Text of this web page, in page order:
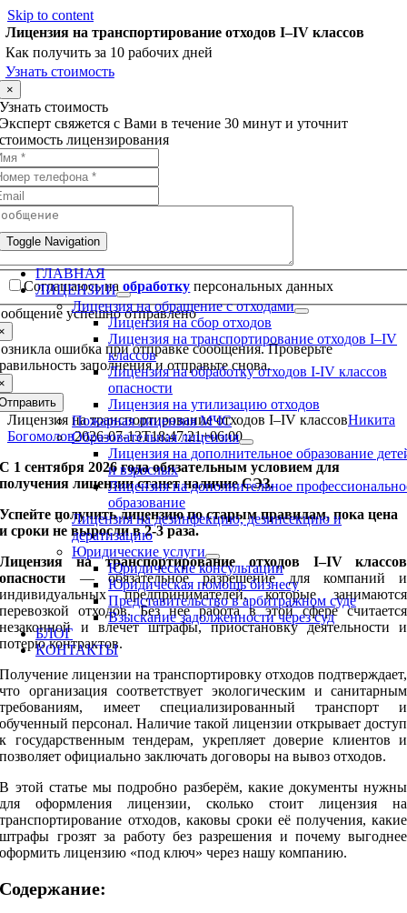
Skip to content
Toggle Navigation
ГЛАВНАЯ
ЛИЦЕНЗИИ
Лицензия на обращение с отходами
Лицензия на сбор отходов
Лицензия на транспортирование отходов I–IV
классов
Лицензия на обработку отходов I-IV классов
опасности
Лицензия на утилизацию отходов
Пожарная лицензия МЧС
Образовательная лицензия
Лицензия на дополнительное образование
и взрослых
Лицензия на дополнительное
образование
Лицензия на дезинфекцию, дезинсекцию и
дератизацию
Юридические услуги
Юридические консультации
Юридическая помощь бизнесу
Представительство в арбитражном суде
Взыскание задолженности через суд
БЛОГ
КОНТАКТЫ
Лицензия на транспортирование отходов I–IV классов
Как получить за 10 рабочих дней
Узнать стоимость
×
Узнать стоимость
Эксперт свяжется с Вами в течение 30 минут и уточнит
стоимость лицензирования
Соглашаюсь наобработку персональных данных
успешно отправлено
ошибка при отправке сообщения. Проверьте
заполнения и отправьте снова.
Лицензия на транспортирование отходов I–IV классовНикита
Богомолов2026-07-13T18:47:21+06:00
С 1 сентября 2026 года обязательным условием для
получения лицензии станет наличие СЭЗ.
Успейте получить лицензию по старым правилам, пока цена
и сроки не выросли в 2-3 раза.
Лицензия на транспортирование отходов I–IV классов
опасности — обязательное разрешение для компаний и
индивидуальных предпринимателей, которые занимаются
перевозкой отходов. Без нее работа в этой сфере считается
незаконной и влечет штрафы, приостановку деятельности и
потерю контрактов.
Получение лицензии на транспортировку отходов подтверждает,
что организация соответствует экологическим и санитарным
требованиям, имеет специализированный транспорт и
обученный персонал. Наличие такой лицензии открывает доступ
к государственным тендерам, укрепляет доверие клиентов и
позволяет официально заключать договоры на вывоз отходов.
В этой статье мы подробно разберём, какие документы нужны
для оформления лицензии, сколько стоит лицензия на
транспортирование отходов, каковы сроки её получения, какие
штрафы грозят за работу без разрешения и почему выгоднее
оформить лицензию «под ключ» через нашу компанию.
Содержание: